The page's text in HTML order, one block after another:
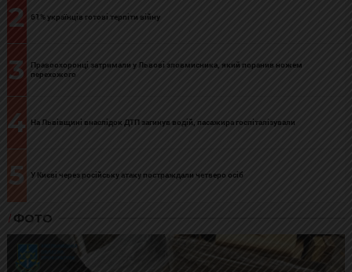
2 61% українців готові терпіти війну
3
Правоохоронці затримали у Львові зловмисника, який поранив ножем
перехожого
4 На Львівщині внаслідок ДТП загинув водій, пасажира госпіталізували
5 У Києві через російську атаку постраждали четверо осіб
ФОТО